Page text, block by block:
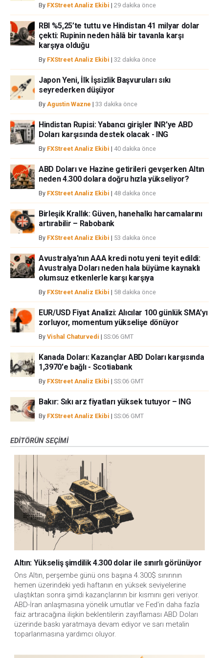
etmemektedir. Bilgilerde hatalar yada eksikler bulunabilir. FXStreet
FXStreet’de verilen herhangi bir görüş, haber, araştırma, analiz, fiyatlar
veya fxstreet.comtarafından bu sitede yayınlanan bilgiler çalışanlar,
ortaklar yada katkıda bulunanlar tarafından genel piyasa yorumu olarak
verilmiştir ve yatırım danışmanlığı teşkil etmemektedir. FXStreet bu tür
çıkabilecek herhangi bir kar kaybı herhangi bir sınırlama olmaksızın
herhangi bir kayıp ya da hasar için sorumluluk kabul etmemektedir.
By FXStreet Analiz Ekibi | 29 dakika önce
RBI %5,25’te tuttu ve Hindistan 41 milyar dolar
çekti: Rupinin neden hâlâ bir tavanla karşı
karşıya olduğu
By FXStreet Analiz Ekibi | 32 dakika önce
Japon Yeni, İlk İşsizlik Başvuruları sıkı
seyrederken düşüyor
By Agustin Wazne | 33 dakika önce
Hindistan Rupisi: Yabancı girişler INR'ye ABD
Doları karşısında destek olacak - ING
By FXStreet Analiz Ekibi | 40 dakika önce
ABD Doları ve Hazine getirileri gevşerken Altın
neden 4.300 dolara doğru hızla yükseliyor?
By FXStreet Analiz Ekibi | 48 dakika önce
Birleşik Krallık: Güven, hanehalkı harcamalarını
artırabilir – Rabobank
By FXStreet Analiz Ekibi | 53 dakika önce
Avustralya'nın AAA kredi notu yeni teyit edildi:
Avustralya Doları neden hala büyüme kaynaklı
olumsuz etkenlerle karşı karşıya
By FXStreet Analiz Ekibi | 58 dakika önce
EUR/USD Fiyat Analizi: Alıcılar 100 günlük SMA'yı
zorluyor, momentum yükselişe dönüyor
By Vishal Chaturvedi | SS:06 GMT
Kanada Doları: Kazançlar ABD Doları karşısında
1,3970'e bağlı - Scotiabank
By FXStreet Analiz Ekibi | SS:06 GMT
Bakır: Sıkı arz fiyatları yüksek tutuyor – ING
By FXStreet Analiz Ekibi | SS:06 GMT
EDITÖRÜN SEÇIMI
Altın: Yükseliş şimdilik 4.300 dolar ile sınırlı görünüyor
Ons Altın, perşembe günü ons başına 4.300$ sınırının
hemen üzerindeki yedi haftanın en yüksek seviyelerine
ulaştıktan sonra şimdi kazançlarının bir kısmını geri veriyor.
ABD-İran anlaşmasına yönelik umutlar ve Fed'in daha fazla
faiz artıracağına ilişkin beklentilerin zayıflaması ABD Doları
üzerinde baskı yaratmaya devam ediyor ve sarı metalin
toparlanmasına yardımcı oluyor.